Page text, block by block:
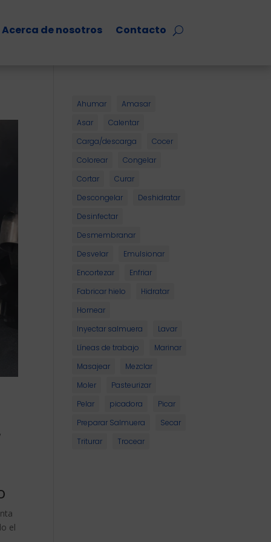
Acerca de nosotros Contacto
el
Ahumar
Amasar
Asar
Calentar
Carga/descarga
Cocer
Colorear
Congelar
Cortar
Curar
Descongelar
Deshidratar
Desinfectar
Desmembranar
Desvelar
Emulsionar
Encortezar
Enfriar
Fabricar hielo
Hidratar
Hornear
Inyectar salmuera
Lavar
Líneas de trabajo
Marinar
Masajear
Mezclar
Moler
Pasteurizar
Pelar
picadora
Picar
Preparar Salmuera
Secar
Triturar
Trocear